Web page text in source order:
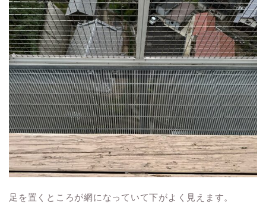
足を置くところが網になっていて下がよく見えます。